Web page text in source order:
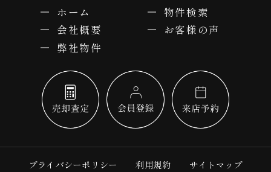
ホーム
物件検索
会社概要
お客様の声
弊社物件
プライバシーポリシー 利用規約
サイトマップ